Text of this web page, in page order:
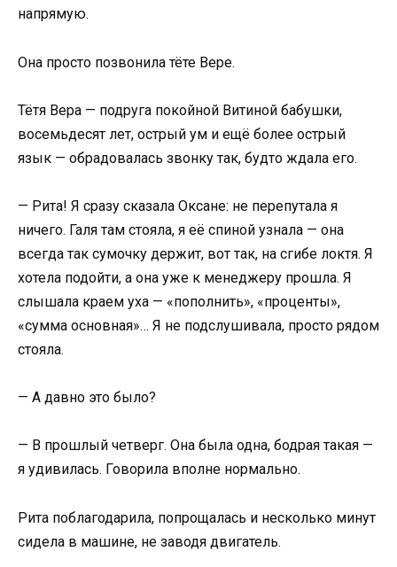
напрямую.
Она просто позвонила тёте Вере.
Тётя Вера — подруга покойной Витиной бабушки,
восемьдесят лет, острый ум и ещё более острый
язык — обрадовалась звонку так, будто ждала его.
— Рита! Я сразу сказала Оксане: не перепутала я
ничего. Галя там стояла, я её спиной узнала — она
всегда так сумочку держит, вот так, на сгибе локтя. Я
хотела подойти, а она уже к менеджеру прошла. Я
слышала краем уха — «пополнить», «проценты»,
«сумма основная»… Я не подслушивала, просто рядом
стояла.
— А давно это было?
— В прошлый четверг. Она была одна, бодрая такая —
я удивилась. Говорила вполне нормально.
Рита поблагодарила, попрощалась и несколько минут
сидела в машине, не заводя двигатель.